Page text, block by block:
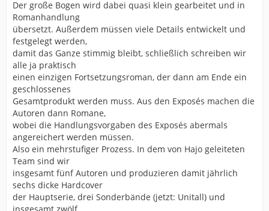
Der große Bogen wird dabei quasi klein gearbeitet und in
Romanhandlung
übersetzt. Außerdem müssen viele Details entwickelt und
festgelegt werden,
damit das Ganze stimmig bleibt, schließlich schreiben wir
alle ja praktisch
einen einzigen Fortsetzungsroman, der dann am Ende ein
geschlossenes
Gesamtprodukt werden muss. Aus den Exposés machen die
Autoren dann Romane,
wobei die Handlungsvorgaben des Exposés abermals
angereichert werden müssen.
Also ein mehrstufiger Prozess. In dem von Hajo geleiteten
Team sind wir
insgesamt fünf Autoren und produzieren damit jährlich
sechs dicke Hardcover
der Hauptserie, drei Sonderbände (jetzt: Unitall) und